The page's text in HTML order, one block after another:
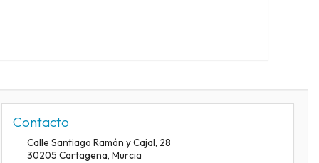
Contacto
Calle Santiago Ramón y Cajal, 28
30205 Cartagena, Murcia